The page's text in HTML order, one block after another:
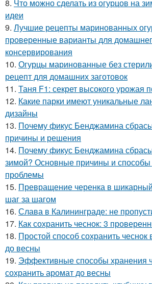
8. Что можно сделать из огурцов на
идеи
9. Лучшие рецепты маринованных
проверенные варианты для
консервирования
10. Огурцы маринованные без
рецепт для домашних заготовок
11. Таня F1: секрет высокого урожая
12. Какие парки имеют уникальные
дизайны
13. Почему фикус Бенджамина
причины и решения
14. Почему фикус Бенджамина
зимой? Основные причины и
проблемы
15. Превращение черенка в шикарный
шаг за шагом
16. Слава в Калининграде: не
17. Как сохранить чеснок: 3
18. Простой способ сохранить чеснок
до весны
19. Эффективные способы хранения
сохранить аромат до весны